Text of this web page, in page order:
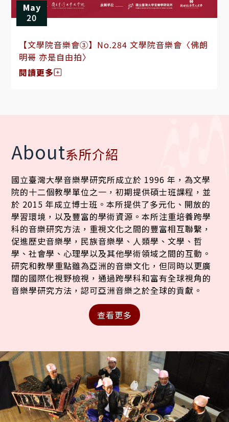
May
20
【文學院音樂會③】No.284 文學院音樂會〈佛朗
明哥 亦是自由拍〉
閱讀更多
About系所介紹
國立臺灣大學音樂學研究所成立於 1996 年，為文學
院的十二個教學單位之一，初期提供碩士班課程，並
於 2015 年成立博士班。本所提供了多元化、開放的
學習環境，以及豐富的學術資源。本所注重培養跨學
科的音樂研究方法，重視文化之間的豐富相互聯繫，
促進歷史音樂學，民族音樂學、人類學、文學、哲
學、社會學、心理學以及其他學術領域之間的互動。
研究和教學重點雖為亞洲的音樂文化，但同時以更廣
闊的國際化視野檢視，通過跨學科和富有全球視角的
音樂學研究方法，認可亞洲音樂之於全球的貢獻。